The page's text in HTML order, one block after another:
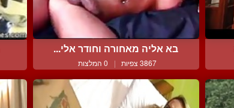
בא אליה מאחורה וחודר אלי...
3867 צפיות | 0 המלצות